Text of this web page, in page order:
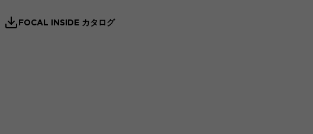
FOCAL INSIDE カタログ